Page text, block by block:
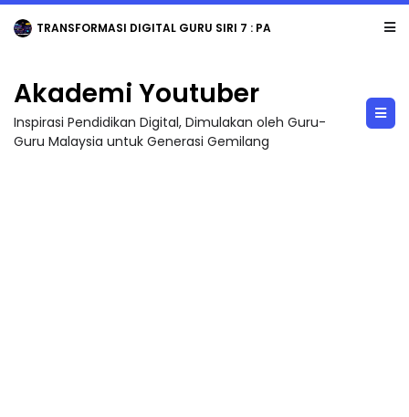
TRANSFORMASI DIGITAL GURU SIRI 7 : PAHLAWAN DIGITAL PENYELAMAT DUNIA
Akademi Youtuber
Inspirasi Pendidikan Digital, Dimulakan oleh Guru-
Guru Malaysia untuk Generasi Gemilang